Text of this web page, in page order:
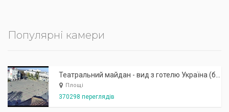
Популярні камери
Театральний майдан - вид з готелю Україна (бульв.Шевченка, 23)
Площі
370298 переглядів